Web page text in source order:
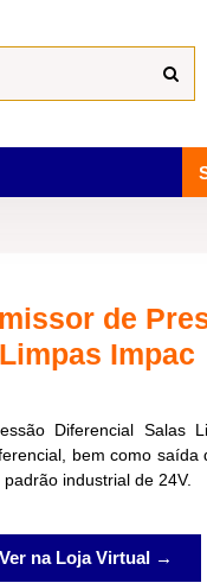
de
Impac
Diferencial Salas
bem como saída
industrial de 24V.
Ver na Loja Virtual →